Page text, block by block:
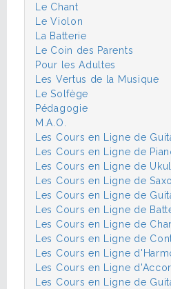
Le Chant
Le Violon
La Batterie
Le Coin des Parents
Pour les Adultes
Les Vertus de la Musique
Le Solfège
Pédagogie
M.A.O.
Les Cours en Ligne de
Les Cours en Ligne de
Les Cours en Ligne de
Les Cours en Ligne de
Les Cours en Ligne de
Les Cours en Ligne de
Les Cours en Ligne de
Les Cours en Ligne de
Les Cours en Ligne
Les Cours en Ligne
Les Cours en Ligne de